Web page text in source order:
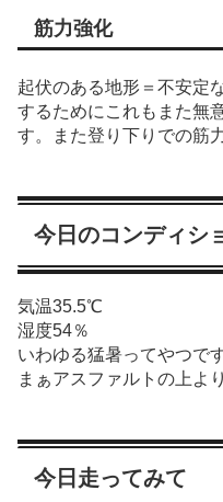
筋力強化
起伏のある地形＝不安
するためにこれもまた無
す。また登り下りでの筋
今日のコンディシ
気温35.5℃
湿度54％
いわゆる猛暑ってやつで
まぁアスファルトの上よ
今日走ってみて